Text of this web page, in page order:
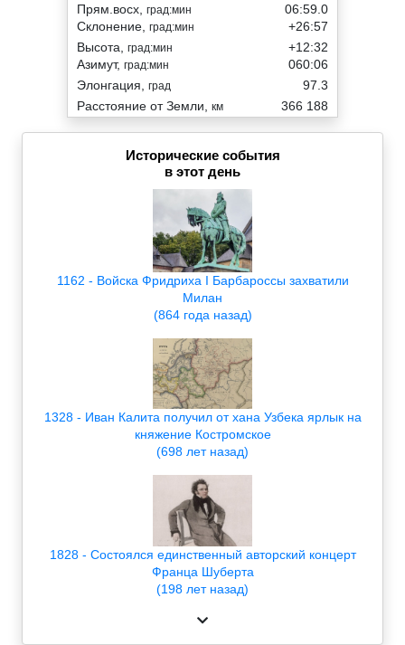
Прям.восх, град:мин
Склонение, град:мин
06:59.0
+26:57
Высота, град:мин
Азимут, град:мин
+12:32
060:06
Элонгация, град
97.3
Расстояние от Земли, км 366 188
Исторические события
в этот день
1162 - Войска Фридриха I Барбароссы захватили
Милан
(864 года назад)
1328 - Иван Калита получил от хана Узбека ярлык на
княжение Костромское
(698 лет назад)
1828 - Состоялся единственный авторский концерт
Франца Шуберта
(198 лет назад)